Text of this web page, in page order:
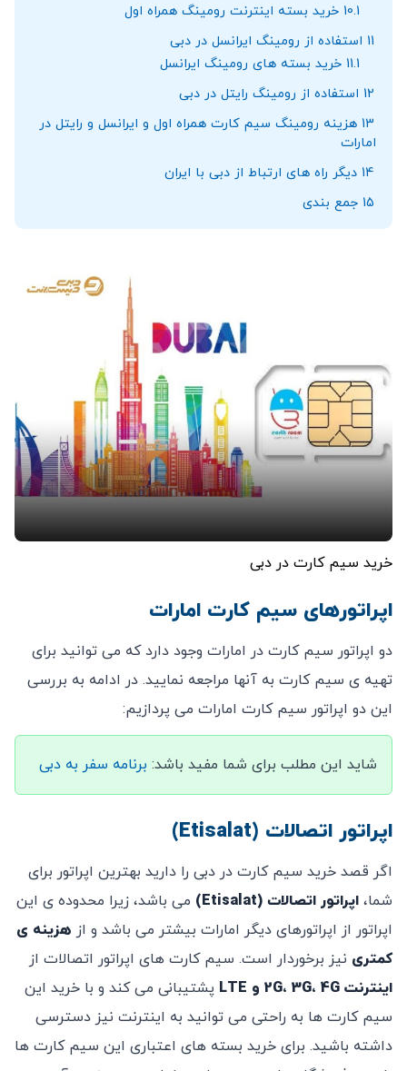
10.1 خرید بسته اینترنت رومینگ همراه اول
11 استفاده از رومینگ ایرانسل در دبی
11.1 خرید بسته های رومینگ ایرانسل
12 استفاده از رومینگ رایتل در دبی
13 هزینه رومینگ سیم کارت همراه اول و ایرانسل و رایتل در
امارات
14 دیگر راه‌ های ارتباط از دبی با ایران
15 جمع بندی
خرید سیم کارت در دبی
اپراتورهای سیم کارت امارات
دو اپراتور سیم کارت در امارات وجود دارد که می توانید برای
تهیه ی سیم کارت به آنها مراجعه نمایید. در ادامه به بررسی
این دو اپراتور سیم کارت امارات می پردازیم:
شاید این مطلب برای شما مفید باشد: برنامه سفر به دبی
اپراتور اتصالات (Etisalat)
اگر قصد خرید سیم کارت در دبی را دارید بهترین اپراتور برای
شما، اپراتور اتصالات (Etisalat)
می باشد، زیرا محدوده ی این
اپراتور از اپراتورهای دیگر امارات بیشتر می باشد و از هزینه ی
کمتری نیز برخوردار است. سیم کارت های اپراتور اتصالات از
اینترنت 2G، 3G، 4G و LTE
پشتیبانی می کند و با خرید این
سیم کارت ها به راحتی می توانید به اینترنت نیز دسترسی
داشته باشید. برای خرید بسته های اعتباری این سیم کارت ها